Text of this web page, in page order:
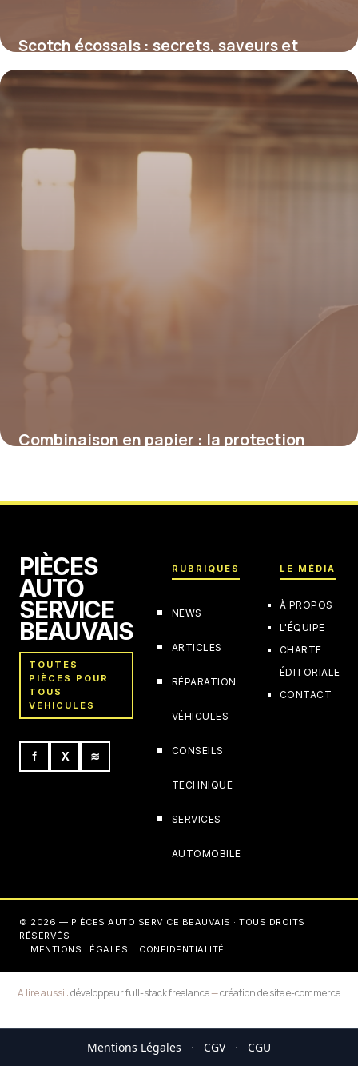
Scotch écossais : secrets, saveurs et
influence mondiale
Combinaison en papier : la protection
PIÈCES
AUTO
SERVICE
BEAUVAIS
TOUTES
PIÈCES POUR
TOUS
VÉHICULES
f X ≋
RUBRIQUES
NEWS
ARTICLES
RÉPARATION
VÉHICULES
CONSEILS
TECHNIQUE
SERVICES
AUTOMOBILE
LE MÉDIA
À PROPOS
L'ÉQUIPE
CHARTE
ÉDITORIALE
CONTACT
© 2026 — PIÈCES AUTO SERVICE BEAUVAIS · TOUS DROITS
RÉSERVÉS
MENTIONS LÉGALES
CONFIDENTIALITÉ
A lire aussi :développeur full-stack freelance—création de site e-commerce
Mentions Légales · CGV · CGU